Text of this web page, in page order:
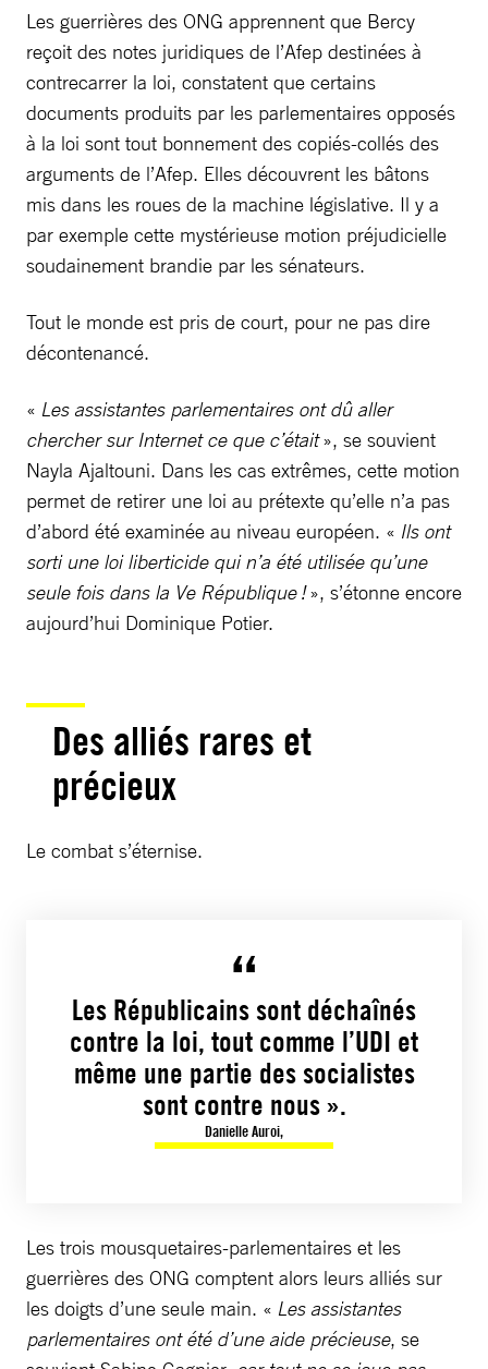
Les guerrières des ONG apprennent que Bercy
reçoit des notes juridiques de l’Afep destinées à
contrecarrer la loi, constatent que certains
documents produits par les parlementaires opposés
à la loi sont tout bonnement des copiés-collés des
arguments de l’Afep. Elles découvrent les bâtons
mis dans les roues de la machine législative. Il y a
par exemple cette mystérieuse motion préjudicielle
soudainement brandie par les sénateurs.
Tout le monde est pris de court, pour ne pas dire
décontenancé.
« Les assistantes parlementaires ont dû aller
chercher sur Internet ce que c’était», se souvient
Nayla Ajaltouni. Dans les cas extrêmes, cette motion
permet de retirer une loi au prétexte qu’elle n’a pas
d’abord été examinée au niveau européen. « Ils ont
sorti une loi liberticide qui n’a été utilisée qu’une
seule fois dans la Ve République !», s’étonne encore
aujourd’hui Dominique Potier.
Des alliés rares et
précieux
Le combat s’éternise.
Les Républicains sont déchaînés
contre la loi, tout comme l’UDI et
même une partie des socialistes
sont contre nous ».
Danielle Auroi,
Les trois mousquetaires-parlementaires et les
guerrières des ONG comptent alors leurs alliés sur
les doigts d’une seule main. « Les assistantes
parlementaires ont été d’une aide précieuse, se